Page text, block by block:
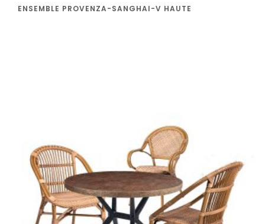
ENSEMBLE PROVENZA-SANGHAI-V HAUTE